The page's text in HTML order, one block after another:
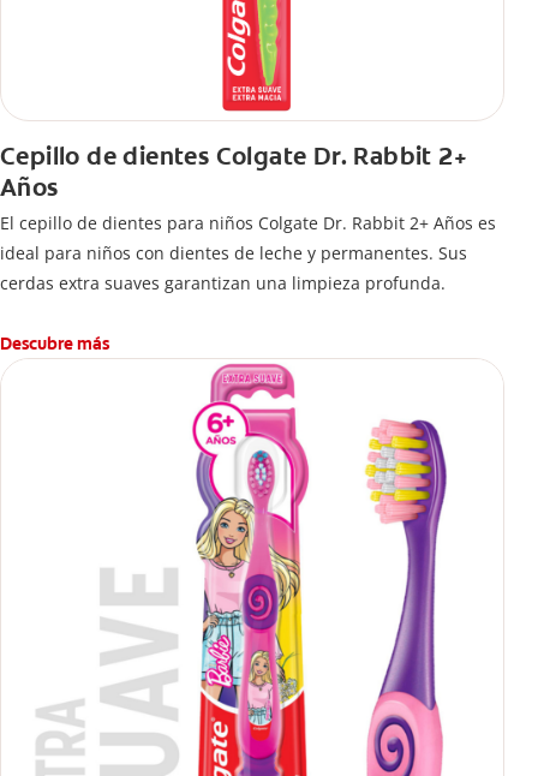
Cepillo de dientes Colgate Dr. Rabbit 2+
Años
El cepillo de dientes para niños Colgate Dr. Rabbit 2+ Años es
ideal para niños con dientes de leche y permanentes. Sus
cerdas extra suaves garantizan una limpieza profunda.
Descubre más